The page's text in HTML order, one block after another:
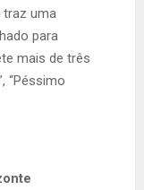
traz uma
para
mais de três
“Péssimo